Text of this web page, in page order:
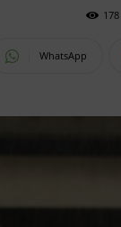
178
WhatsApp